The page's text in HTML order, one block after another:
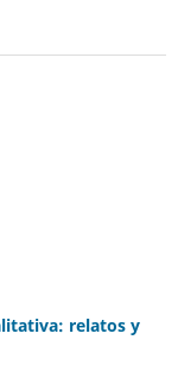
relatos y